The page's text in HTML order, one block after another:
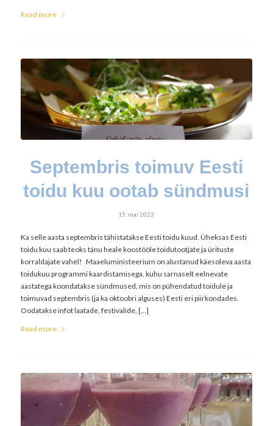
Read more
Septembris toimuv Eesti
toidu kuu ootab sündmusi
15. mai 2023
Ka selle aasta septembris tähistatakse Eesti toidu kuud. Üheksas Eesti
toidu kuu saab teoks tänu heale koostööle toidutootjate ja ürituste
korraldajate vahel! Maaeluministeerium on alustanud käesoleva aasta
toidukuu programmi kaardistamisega, kuhu sarnaselt eelnevate
aastatega koondatakse sündmused, mis on pühendatud toidule ja
toimuvad septembris (ja ka oktoobri alguses) Eesti eri piirkondades.
Oodatakse infot laatade, festivalide, […]
Read more